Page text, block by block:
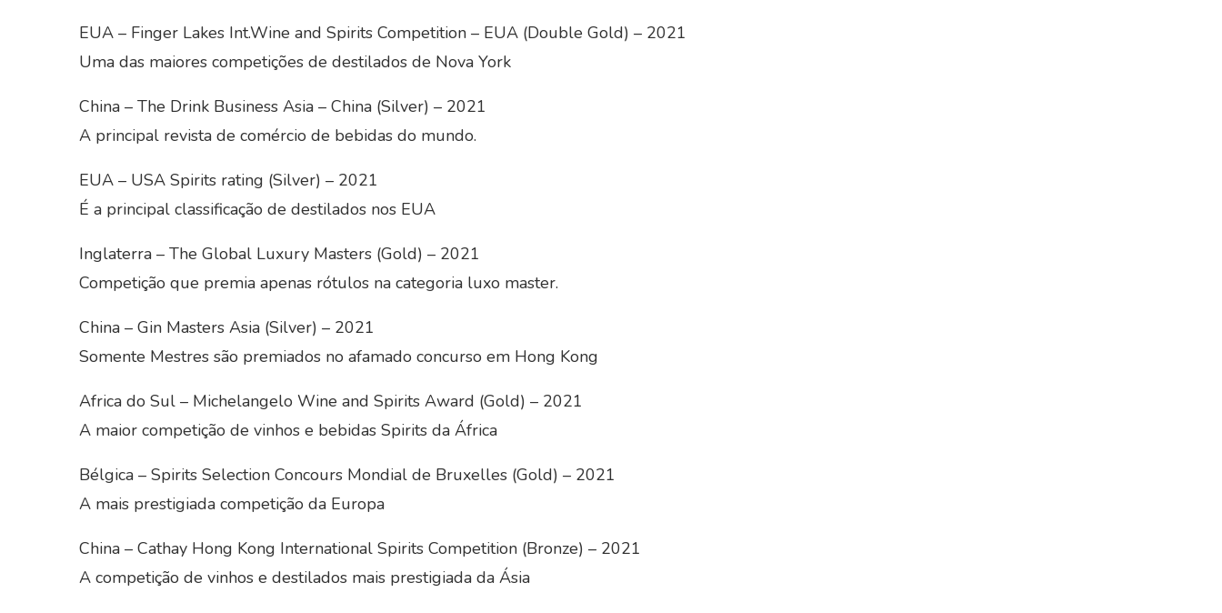
EUA – Finger Lakes Int.Wine and Spirits Competition – EUA (Double Gold) – 2021
Uma das maiores competições de destilados de Nova York
China – The Drink Business Asia – China (Silver) – 2021
A principal revista de comércio de bebidas do mundo.
EUA – USA Spirits rating (Silver) – 2021
É a principal classificação de destilados nos EUA
Inglaterra – The Global Luxury Masters (Gold) – 2021
Competição que premia apenas rótulos na categoria luxo master.
China – Gin Masters Asia (Silver) – 2021
Somente Mestres são premiados no afamado concurso em Hong Kong
Africa do Sul – Michelangelo Wine and Spirits Award (Gold) – 2021
A maior competição de vinhos e bebidas Spirits da África
Bélgica – Spirits Selection Concours Mondial de Bruxelles (Gold) – 2021
A mais prestigiada competição da Europa
China – Cathay Hong Kong International Spirits Competition (Bronze) – 2021
A competição de vinhos e destilados mais prestigiada da Ásia